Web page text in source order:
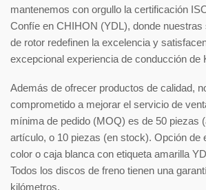
mantenemos con orgullo la certificación
Confíe en CHIHON (YDL), donde nuestras
de rotor redefinen la excelencia y
excepcional experiencia de conducción de
Además de ofrecer productos de calidad,
comprometido a mejorar el servicio de
mínima de pedido (MOQ) es de 50 piezas
artículo, o 10 piezas (en stock). Opción de
color o caja blanca con etiqueta amarilla
Todos los discos de freno tienen una
kilómetros.